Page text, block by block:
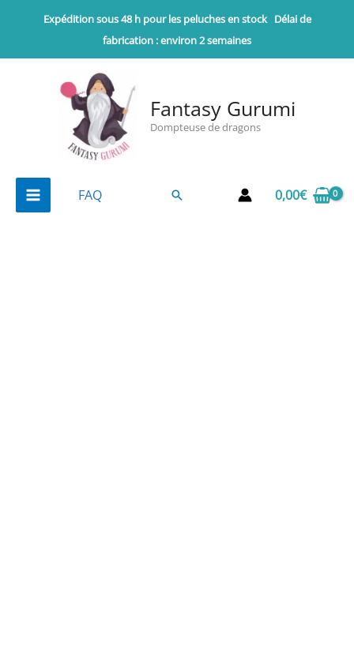
contenu
Expédition sous 48 h pour les peluches en stock Délai de
fabrication : environ 2 semaines
Fantasy Gurumi
Dompteuse de dragons
FAQ Rechercher 0,00€